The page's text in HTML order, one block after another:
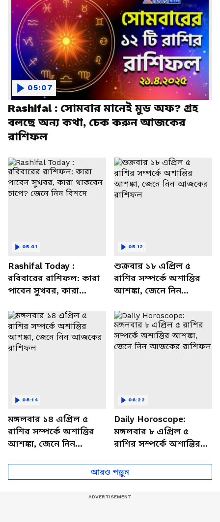
Rashifal : সোমবার মানেই মুড অফ? গ্রহ
বলছে অন্য কথা, চেক করুন আজকের
রাশিফল
05:07
Rashifal Today :
রবিবারের রাশিফল: কারা
পাবেন সুখবর, কারা
বিশদে
05:01
শুক্রবার ১৮ এপ্রিল ৫
রাশির সম্পর্কে অশান্তির
আশঙ্কা, জেনে নিন
05:12
মঙ্গলবার ১৪ এপ্রিল ৫
রাশির সম্পর্কে অশান্তির
আশঙ্কা, জেনে নিন
08:14
Daily Horoscope:
মঙ্গলবার ৮ এপ্রিল ৫
রাশির সম্পর্কে অশান্তির
আজকের রাশিফল
06:22
আরও পড়ুন